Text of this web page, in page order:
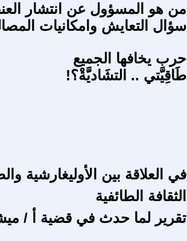
من هو المسؤول عن انتشار
سؤال التعايش وامكانيات
حرب يخافها الجميع
طَاقِيَّتي .. التشَاديَّةْ؟!
في العلاقة بين الأوليغارشية
الثقافة الطائفية
تقرير لما حدث في قضية أ /